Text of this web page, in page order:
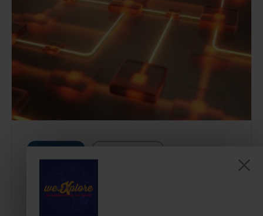
User Group
Versicherungsunternehmen"